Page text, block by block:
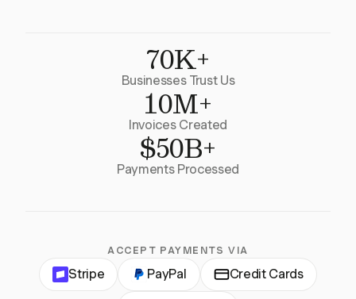
70K+
Businesses Trust Us
10M+
Invoices Created
$50B+
Payments Processed
ACCEPT PAYMENTS VIA
Stripe PayPal Credit Cards